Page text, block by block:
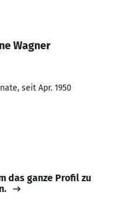
Wagner
seit Apr. 1950
das ganze Profil zu